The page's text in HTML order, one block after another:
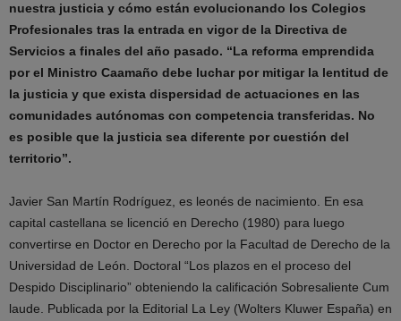
nuestra justicia y cómo están evolucionando los Colegios
Profesionales tras la entrada en vigor de la Directiva de
Servicios a finales del año pasado. “La reforma emprendida
por el Ministro Caamaño debe luchar por mitigar la lentitud de
la justicia y que exista dispersidad de actuaciones en las
comunidades autónomas con competencia transferidas. No
es posible que la justicia sea diferente por cuestión del
territorio”.
Javier San Martín Rodríguez, es leonés de nacimiento. En esa
capital castellana se licenció en Derecho (1980) para luego
convertirse en Doctor en Derecho por la Facultad de Derecho de la
Universidad de León. Doctoral “Los plazos en el proceso del
Despido Disciplinario” obteniendo la calificación Sobresaliente Cum
laude. Publicada por la Editorial La Ley (Wolters Kluwer España) en